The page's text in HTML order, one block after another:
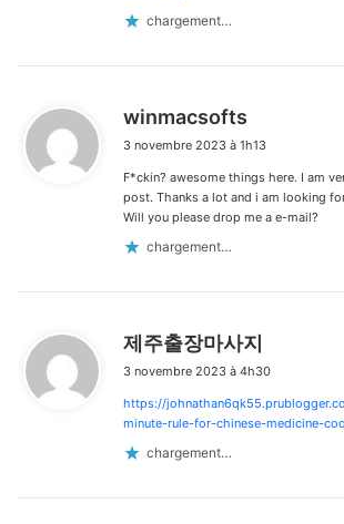
chargement…
winmacsofts
t
:
3 novembre 2023 à 1h13
F*ckin? awesome things here. I am
post. Thanks a lot and i am looking
Will you please drop me a e-mail?
chargement…
제주출장마사지
t
:
3 novembre 2023 à 4h30
https://
minute-rule-for-chinese-medicine-
chargement…